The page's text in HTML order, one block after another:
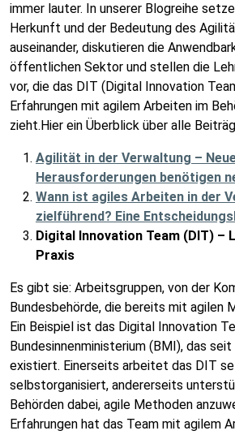
immer lauter. In unserer Blogreihe
Herkunft und der Bedeutung des
auseinander, diskutieren die
öffentlichen Sektor und stellen die
vor, die das DIT (Digital Innovation
Erfahrungen mit agilem Arbeiten im
zieht.Hier ein Überblick über alle
Agilität in der Verwaltung –
Herausforderungen benötigen
Wann ist agiles Arbeiten in der
zielführend? Eine
Digital Innovation Team (DIT) –
Praxis
Es gibt sie: Arbeitsgruppen, von der
Bundesbehörde, die bereits mit agilen
Ein Beispiel ist das Digital Innovation
Bundesinnenministerium (BMI), das
existiert. Einerseits arbeitet das DIT
selbstorganisiert, andererseits
Behörden dabei, agile Methoden
Erfahrungen hat das Team mit agilem